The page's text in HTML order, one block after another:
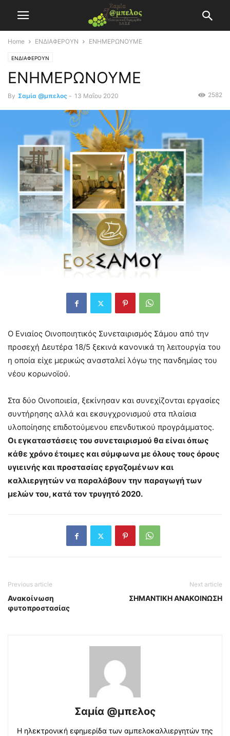
Home ΕΝΔΙΑΦΕΡΟΥΝ ΕΝΗΜΕΡΩΝΟΥΜΕ
ΕΝΔΙΑΦΕΡΟΥΝ
ΕΝΗΜΕΡΩΝΟΥΜΕ
By Σαμία @μπελος - 13 Μαΐου 2020 2582
Ο Ενιαίος Οινοποιητικός Συνεταιρισμός Σάμου από την
προσεχή Δευτέρα 18/5 ξεκινά κανονικά τη λειτουργία του
η οποία είχε μερικώς ανασταλεί λόγω της πανδημίας του
νέου κορωνοϊού.
Στα δύο Οινοποιεία, ξεκίνησαν και συνεχίζονται εργασίες
συντήρησης αλλά και εκσυγχρονισμού στα πλαίσια
υλοποίησης επιδοτούμενου επενδυτικού προγράμματος.
Οι εγκαταστάσεις του συνεταιρισμού θα είναι όπως
κάθε χρόνο έτοιμες και σύμφωνα με όλους τους όρους
υγιεινής και προστασίας εργαζομένων και
καλλιεργητών να παραλάβουν την παραγωγή των
μελών του, κατά τον τρυγητό 2020.
Previous article
Ανακοίνωση
φυτοπροστασίας
Next article
ΣΗΜΑΝΤΙΚΗ ΑΝΑΚΟΙΝΩΣΗ
Σαμία @μπελος
Η ηλεκτρονική εφημερίδα των αμπελοκαλλιεργητών της